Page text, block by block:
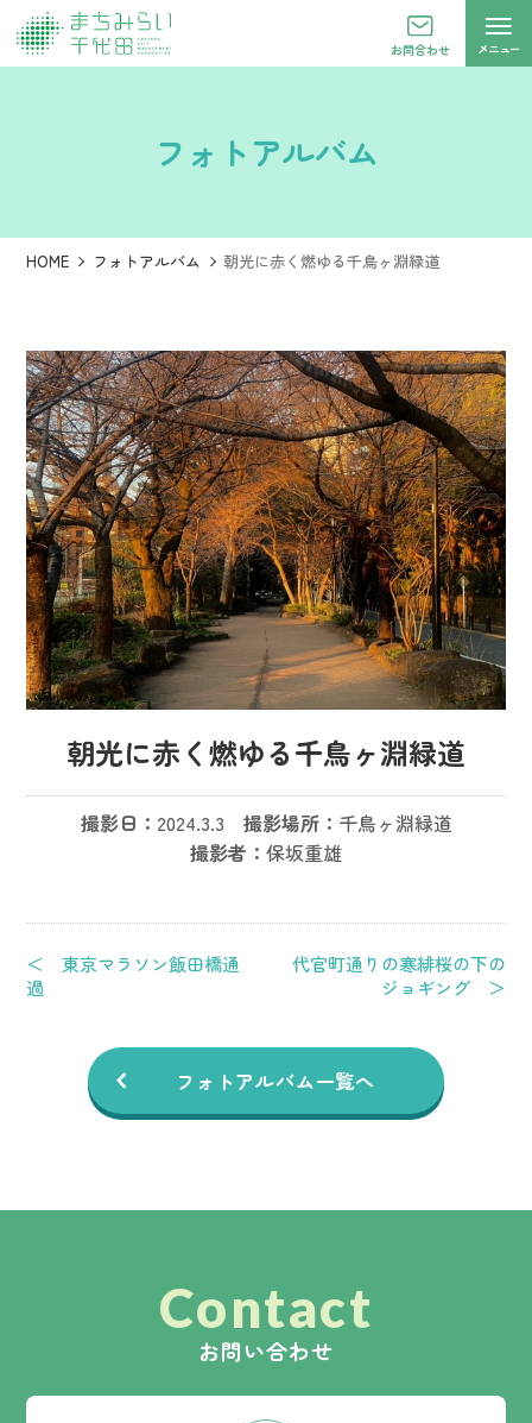
お問合わせ メニュー
フォトアルバム
HOME フォトアルバム 朝光に赤く燃ゆる千鳥ヶ淵緑道
朝光に赤く燃ゆる千鳥ヶ淵緑道
撮影日： 2024.3.3 撮影場所： 千鳥ヶ淵緑道
撮影者： 保坂重雄
＜ 東京マラソン飯田橋通
過
代官町通りの寒緋桜の下の
ジョギング ＞
フォトアルバム一覧へ
Contact
お問い合わせ